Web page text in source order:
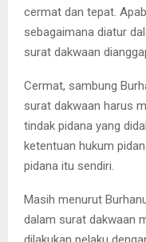
cermat dan tepat.
sebagaimana diatur
surat dakwaan
Cermat, sambung
surat dakwaan harus
tindak pidana yang
ketentuan hukum
pidana itu sendiri.
Masih menurut
dalam surat dakwaan